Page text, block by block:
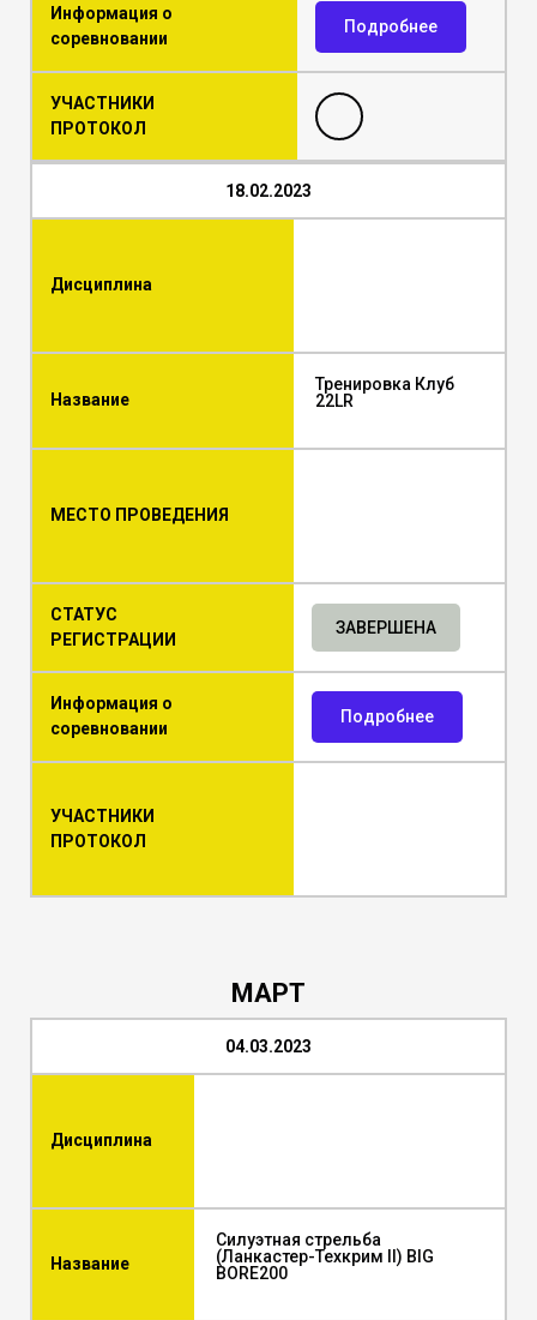
Информация о
соревновании
Подробнее
УЧАСТНИКИ
ПРОТОКОЛ
18.02.2023
Дисциплина
Название
Тренировка Клуб
22LR
МЕСТО ПРОВЕДЕНИЯ
СТАТУС
РЕГИСТРАЦИИ
ЗАВЕРШЕНА
Информация о
соревновании
Подробнее
УЧАСТНИКИ
ПРОТОКОЛ
МАРТ
04.03.2023
Дисциплина
Название
Силуэтная стрельба
(Ланкастер-Техкрим II) BIG
BORE200